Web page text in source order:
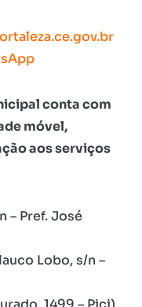
conta com
móvel,
aos serviços
– Pref. José
Lobo, s/n –